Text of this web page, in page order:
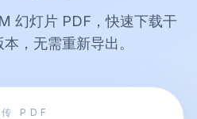
幻灯片 PDF，快速下载干
，无需重新导出。
传 PDF